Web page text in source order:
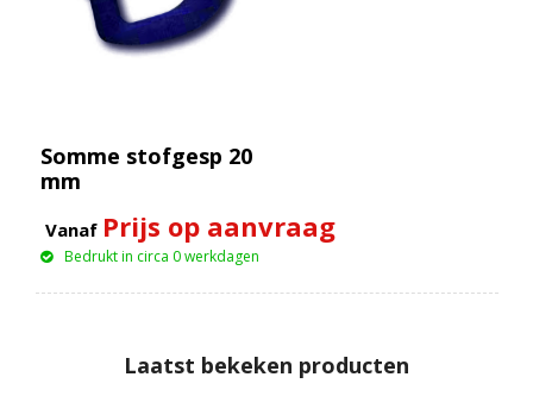
Somme stofgesp 20
mm
Vanaf Prijs op aanvraag
Bedrukt in circa 0 werkdagen
Laatst bekeken producten